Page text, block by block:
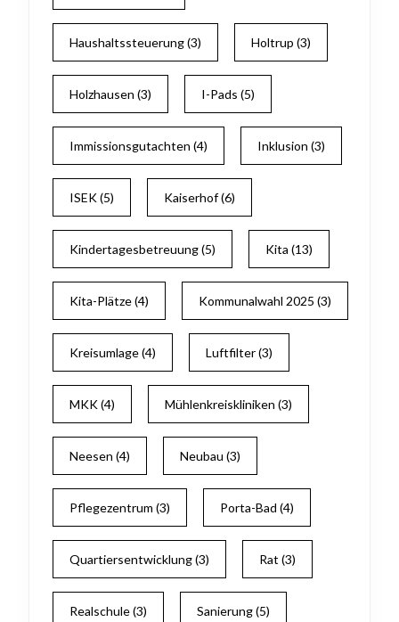
Haushaltssteuerung(3) Holtrup (3)
Holzhausen (3) I-Pads (5)
Immissionsgutachten (4) Inklusion (3)
ISEK(5) Kaiserhof(6)
Kindertagesbetreuung(5) Kita (13)
Kita-Plätze(4) Kommunalwahl 2025 (3)
Kreisumlage(4) Luftfilter(3)
MKK(4) Mühlenkreiskliniken (3)
Neesen (4) Neubau (3)
Pflegezentrum (3) Porta-Bad (4)
Quartiersentwicklung(3) Rat (3)
Realschule(3) Sanierung(5)